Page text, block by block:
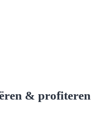
& profiteren